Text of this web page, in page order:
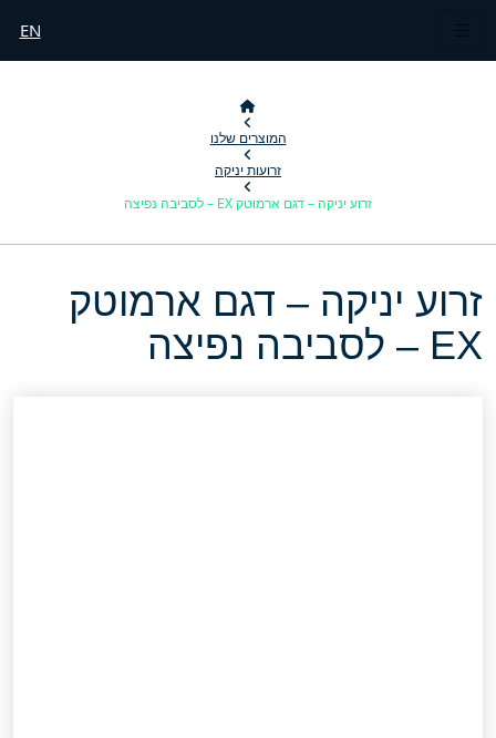
EN
המוצרים שלנו
זרועות יניקה
זרוע יניקה – דגם ארמוטק EX – לסביבה נפיצה
זרוע יניקה – דגם ארמוטק
EX – לסביבה נפיצה